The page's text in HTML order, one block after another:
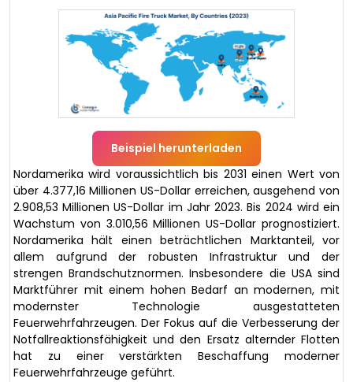
Beispiel herunterladen
Nordamerika wird voraussichtlich bis 2031 einen Wert von
über 4.377,16 Millionen US-Dollar erreichen, ausgehend von
2.908,53 Millionen US-Dollar im Jahr 2023. Bis 2024 wird ein
Wachstum von 3.010,56 Millionen US-Dollar prognostiziert.
Nordamerika hält einen beträchtlichen Marktanteil, vor
allem aufgrund der robusten Infrastruktur und der
strengen Brandschutznormen. Insbesondere die USA sind
Marktführer mit einem hohen Bedarf an modernen, mit
modernster Technologie ausgestatteten
Feuerwehrfahrzeugen. Der Fokus auf die Verbesserung der
Notfallreaktionsfähigkeit und den Ersatz alternder Flotten
hat zu einer verstärkten Beschaffung moderner
Feuerwehrfahrzeuge geführt.